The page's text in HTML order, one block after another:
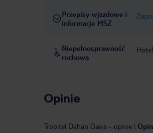
Przepisy wjazdowe i
informacje MSZ
Niepełnosprawność
ruchowa
Opinie
Tropitel Dahab Oasis - opinie |